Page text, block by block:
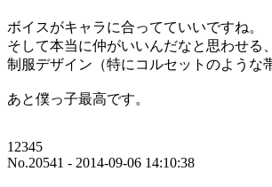
ボイスがキャラに合ってていいですね。
そして本当に仲がいいんだなと思わせる
制服デザイン（特にコルセットのような
あと僕っ子最高です。
12345
No.20541 - 2014-09-06 14:10:38